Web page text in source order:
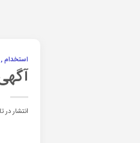
استخدام
انتشار در